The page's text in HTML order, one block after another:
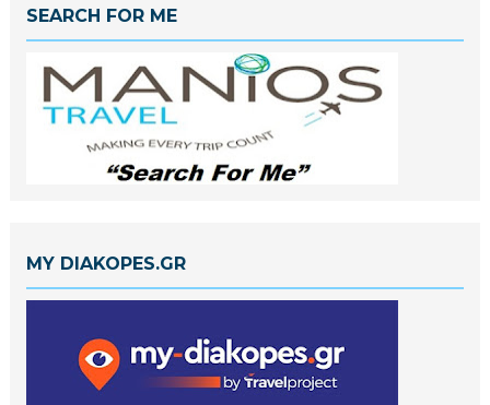
SEARCH FOR ME
MY DIAKOPES.GR